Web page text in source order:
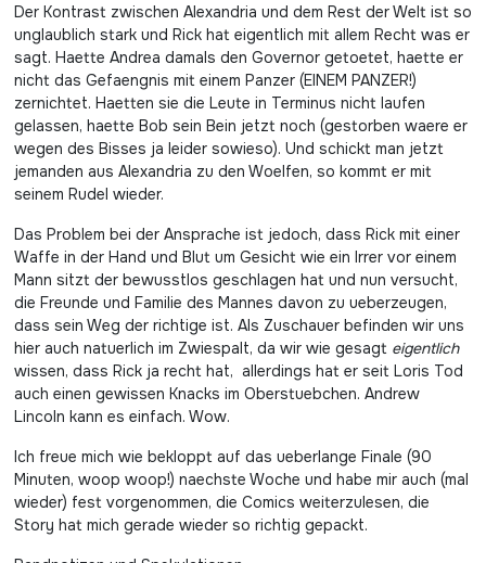
Der Kontrast zwischen Alexandria und dem Rest der Welt ist so
unglaublich stark und Rick hat eigentlich mit allem Recht was er
sagt. Haette Andrea damals den Governor getoetet, haette er
nicht das Gefaengnis mit einem Panzer (EINEM PANZER!)
zernichtet. Haetten sie die Leute in Terminus nicht laufen
gelassen, haette Bob sein Bein jetzt noch (gestorben waere er
wegen des Bisses ja leider sowieso). Und schickt man jetzt
jemanden aus Alexandria zu den Woelfen, so kommt er mit
seinem Rudel wieder.
Das Problem bei der Ansprache ist jedoch, dass Rick mit einer
Waffe in der Hand und Blut um Gesicht wie ein Irrer vor einem
Mann sitzt der bewusstlos geschlagen hat und nun versucht,
die Freunde und Familie des Mannes davon zu ueberzeugen,
dass sein Weg der richtige ist. Als Zuschauer befinden wir uns
hier auch natuerlich im Zwiespalt, da wir wie gesagt eigentlich
wissen, dass Rick ja recht hat, allerdings hat er seit Loris Tod
auch einen gewissen Knacks im Oberstuebchen. Andrew
Lincoln kann es einfach. Wow.
Ich freue mich wie bekloppt auf das ueberlange Finale (90
Minuten, woop woop!) naechste Woche und habe mir auch (mal
wieder) fest vorgenommen, die Comics weiterzulesen, die
Story hat mich gerade wieder so richtig gepackt.